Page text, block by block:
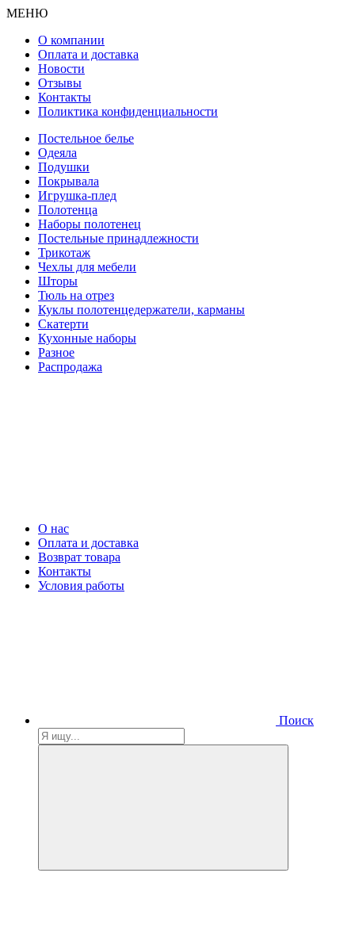
МЕНЮ
О компании
Оплата и доставка
Новости
Отзывы
Контакты
Поликтика конфиденциальности
Постельное белье
Одеяла
Подушки
Покрывала
Игрушка-плед
Полотенца
Наборы полотенец
Постельные принадлежности
Трикотаж
Чехлы для мебели
Шторы
Тюль на отрез
Куклы полотенцедержатели, карманы
Скатерти
Кухонные наборы
Разное
Распродажа
О нас
Оплата и доставка
Возврат товара
Контакты
Условия работы
Поиск